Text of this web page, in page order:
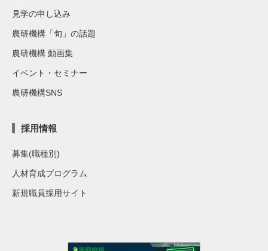
見学の申し込み
農研機構「旬」の話題
農研機構 動画集
イベント・セミナー
農研機構SNS
採用情報
募集(職種別)
人材育成プログラム
新規職員採用サイト